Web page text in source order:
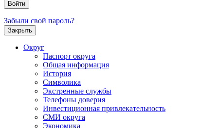
Забыли свой пароль?
Закрыть
Округ
Паспорт округа
Общая информация
История
Символика
Экстренные службы
Телефоны доверия
Инвестиционная привлекательность
СМИ округа
Экономика